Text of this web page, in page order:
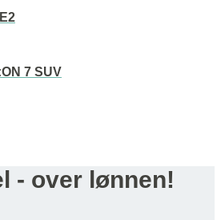
7 SUV
- over lønnen!